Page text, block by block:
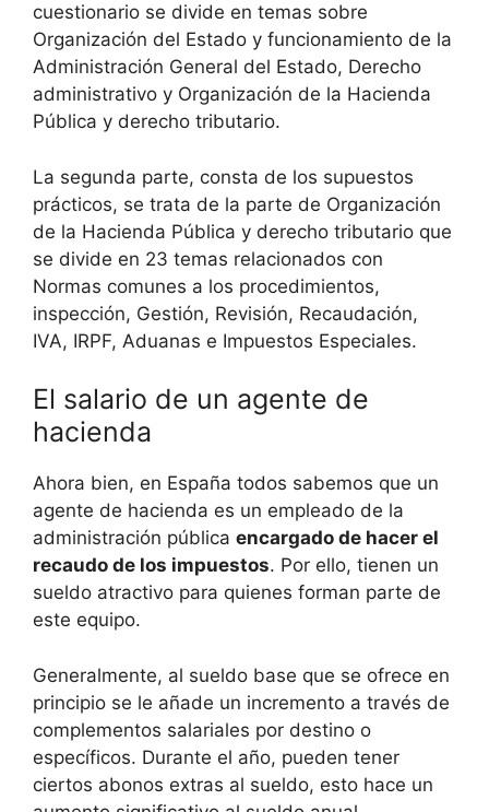
cuestionario se divide en temas sobre
Organización del Estado y funcionamiento de la
Administración General del Estado, Derecho
administrativo y Organización de la Hacienda
Pública y derecho tributario.
La segunda parte, consta de los supuestos
prácticos, se trata de la parte de Organización
de la Hacienda Pública y derecho tributario que
se divide en 23 temas relacionados con
Normas comunes a los procedimientos,
inspección, Gestión, Revisión, Recaudación,
IVA, IRPF, Aduanas e Impuestos Especiales.
El salario de un agente de
hacienda
Ahora bien, en España todos sabemos que un
agente de hacienda es un empleado de la
administración pública encargado de hacer el
recaudo de los impuestos. Por ello, tienen un
sueldo atractivo para quienes forman parte de
este equipo.
Generalmente, al sueldo base que se ofrece en
principio se le añade un incremento a través de
complementos salariales por destino o
específicos. Durante el año, pueden tener
ciertos abonos extras al sueldo, esto hace un